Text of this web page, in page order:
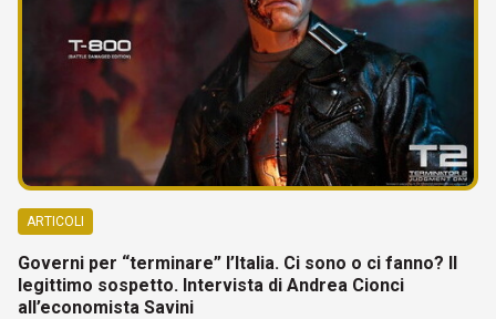
ARTICOLI
Governi per “terminare” l’Italia. Ci sono o ci fanno? Il
legittimo sospetto. Intervista di Andrea Cionci
all’economista Savini